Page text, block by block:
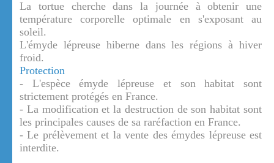
La tortue cherche dans la journée à obtenir une
température corporelle optimale en s'exposant au
soleil.
L'émyde lépreuse hiberne dans les régions à hiver
froid.
Protection
- L'espèce émyde lépreuse et son habitat sont
strictement protégés en France.
- La modification et la destruction de son habitat sont
les principales causes de sa raréfaction en France.
- Le prélèvement et la vente des émydes lépreuse est
interdite.